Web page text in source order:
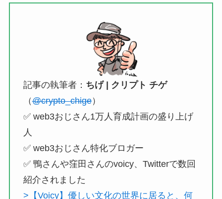
記事の執筆者： ちげ | クリプト チゲ
（@crypto_chige）
✅ web3おじさん1万人育成計画の盛り上げ
人
✅ web3おじさん特化ブロガー
✅ 鴨さんや窪田さんのvoicy、Twitterで数回
紹介されました
>【Voicy】優しい文化の世界に居ると、何